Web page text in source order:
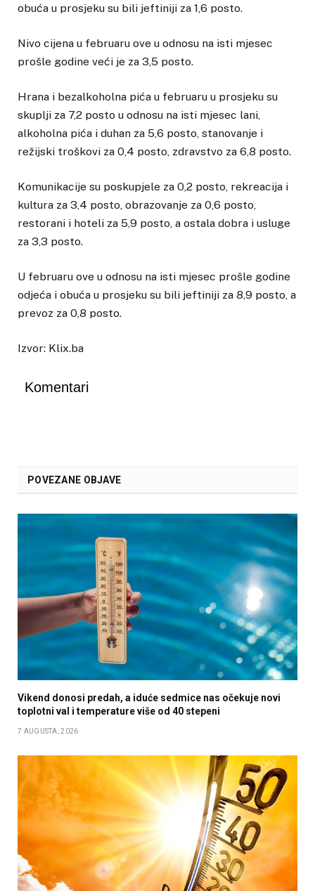
obuća u prosjeku su bili jeftiniji za 1,6 posto.
Nivo cijena u februaru ove u odnosu na isti mjesec
prošle godine veći je za 3,5 posto.
Hrana i bezalkoholna pića u februaru u prosjeku su
skuplji za 7,2 posto u odnosu na isti mjesec lani,
alkoholna pića i duhan za 5,6 posto, stanovanje i
režijski troškovi za 0,4 posto, zdravstvo za 6,8 posto.
Komunikacije su poskupjele za 0,2 posto, rekreacija i
kultura za 3,4 posto, obrazovanje za 0,6 posto,
restorani i hoteli za 5,9 posto, a ostala dobra i usluge
za 3,3 posto.
U februaru ove u odnosu na isti mjesec prošle godine
odjeća i obuća u prosjeku su bili jeftiniji za 8,9 posto, a
prevoz za 0,8 posto.
Izvor: Klix.ba
Komentari
POVEZANE OBJAVE
Vikend donosi predah, a iduće sedmice nas očekuje novi
toplotni val i temperature više od 40 stepeni
7 AUGUSTA, 2026